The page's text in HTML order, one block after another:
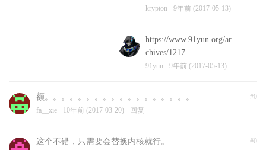
krypton 9年前 (2017-05-13)
https://www.91yun.org/ar
chives/1217
91yun 9年前 (2017-05-13)
#0
额。。。。。。。。。。。。。。。。。。
fa__xie 10年前 (2017-03-20) 回复
#0
这个不错，只需要会替换内核就行。